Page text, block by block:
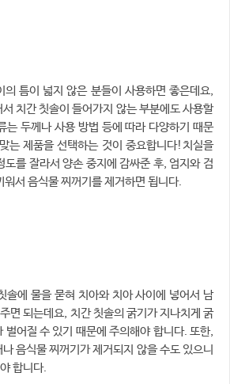
의 틈이 넓지 않은 분들이 사용하면 좋은데요,
치간 칫솔이 들어가지 않는 부분에도 사용할
는 두께나 사용 방법 등에 따라 다양하기 때문
는 제품을 선택하는 것이 중요합니다!치실을
를 잘라서 양손 중지에 감싸준 후, 엄지와 검
워서 음식물 찌꺼기를 제거하면 됩니다.
솔에 물을 묻혀 치아와 치아 사이에 넣어서 남
면 되는데요, 치간 칫솔의 굵기가 지나치게 굵
벌어질 수 있기 때문에 주의해야 합니다. 또한,
음식물 찌꺼기가 제거되지 않을 수도 있으니
합니다.